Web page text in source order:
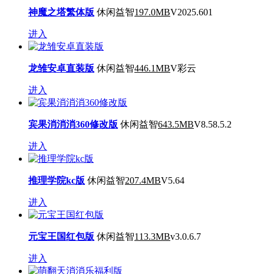
神魔之塔繁体版 休闲益智197.0MBV2025.601
进入
龙雏安卓直装版 休闲益智446.1MBV彩云
进入
宾果消消消360修改版 休闲益智643.5MBV8.58.5.2
进入
推理学院kc版 休闲益智207.4MBV5.64
进入
元宝王国红包版 休闲益智113.3MBv3.0.6.7
进入